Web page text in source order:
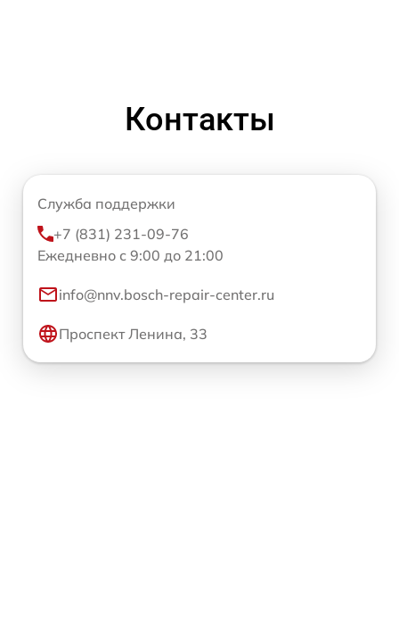
Контакты
Служба поддержки
+7 (831) 231-09-76
Ежедневно с 9:00 до 21:00
info@nnv.bosch-repair-center.ru
Проспект Ленина, 33